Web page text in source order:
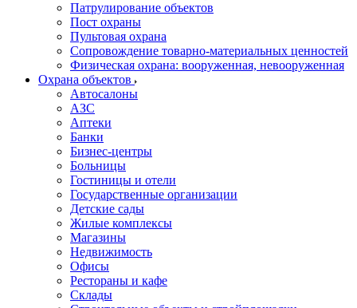
Патрулирование объектов
Пост охраны
Пультовая охрана
Сопровождение товарно-материальных ценностей
Физическая охрана: вооруженная, невооруженная
Охрана объектов
Автосалоны
АЗС
Аптеки
Банки
Бизнес-центры
Больницы
Гостиницы и отели
Государственные организации
Детские сады
Жилые комплексы
Магазины
Недвижимость
Офисы
Рестораны и кафе
Склады